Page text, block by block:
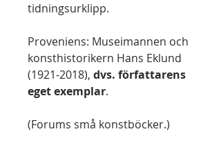
tidningsurklipp.
Proveniens: Museimannen och
konsthistorikern Hans Eklund
(1921-2018), dvs. författarens
eget exemplar.
(Forums små konstböcker.)